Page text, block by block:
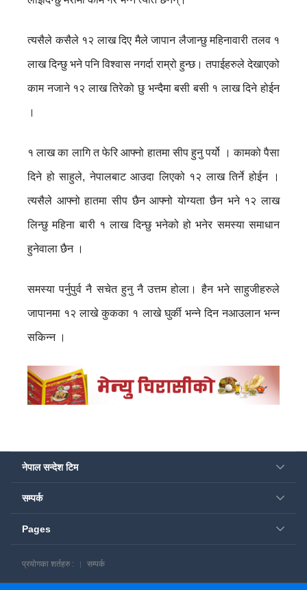
त्यसैले कसैले १२ लाख दिए मैले जापान लैजान्छु महिनावारी तलव १
लाख दिन्छु भने पनि विश्वास नगर्दा राम्रो हुन्छ। तपाईहरुले देखाएको
काम नजाने १२ लाख तिरेको छु भन्दैमा बसी बसी १ लाख दिने होईन
।
१ लाख का लागि त फेरि आफ्नो हातमा सीप हुनु पर्यो । कामको पैसा
दिने हो साहुले, नेपालबाट आउदा लिएको १२ लाख तिर्ने होईन ।
त्यसैले आफ्नो हातमा सीप छैन आफ्नो योग्यता छैन भने १२ लाख
लिन्छु महिना बारी १ लाख दिन्छु भनेको हो भनेर समस्या समाधान
हुनेवाला छैन ।
समस्या पर्नुपुर्व नै सचेत हुनु नै उत्तम होला। हैन भने साहुजीहरुले
जापानमा १२ लाखे कुकका १ लाखे घुर्की भन्ने दिन नआउलान भन्न
सकिन्न ।
नेपाल सन्देश टिम
सम्पर्क
Pages
प्रयोगका शर्तहरु : सम्पर्क